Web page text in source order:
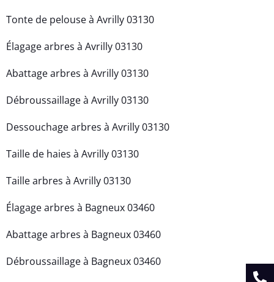
Tonte de pelouse à Avrilly 03130
Élagage arbres à Avrilly 03130
Abattage arbres à Avrilly 03130
Débroussaillage à Avrilly 03130
Dessouchage arbres à Avrilly 03130
Taille de haies à Avrilly 03130
Taille arbres à Avrilly 03130
Élagage arbres à Bagneux 03460
Abattage arbres à Bagneux 03460
Débroussaillage à Bagneux 03460